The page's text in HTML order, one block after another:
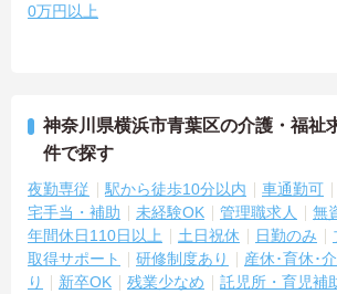
0万円以上
神奈川県横浜市青葉区の介護・福祉
件で探す
夜勤専従 駅から徒歩10分以内 車通勤可
宅手当・補助
未経験OK 管理職求人 無
年間休日110日以上
土日祝休 日勤のみ
取得サポート
研修制度あり
産休･育休･
り
新卒OK 残業少なめ 託児所・育児補